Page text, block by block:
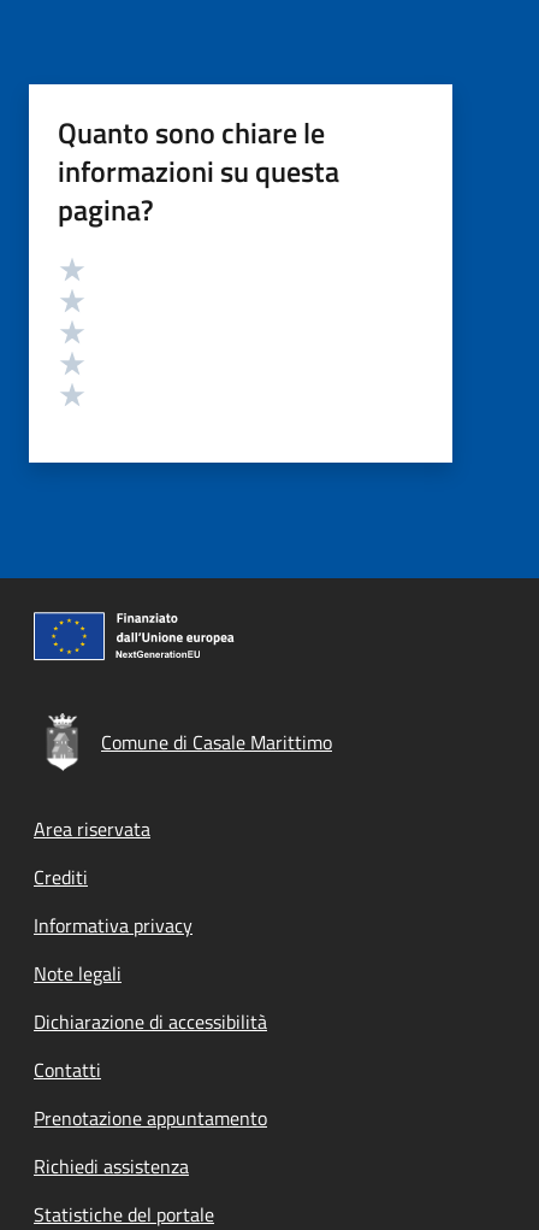
Quanto sono chiare le
informazioni su questa
pagina?
Valutazione
Comune di Casale Marittimo
Footer menu
Area riservata
Crediti
Informativa privacy
Note legali
Dichiarazione di accessibilità
Contatti
Prenotazione appuntamento
Richiedi assistenza
Statistiche del portale